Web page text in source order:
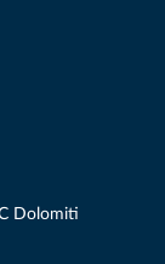
Dolomiti